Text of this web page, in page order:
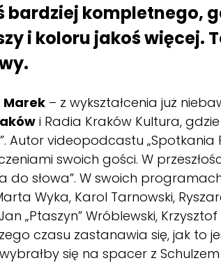
bardziej kompletnego,
i koloru jakoś więcej.
Marek– z wykształcenia już
i Radia Kraków Kultura,
Autor videopodcastu „Spotkania
swoich gości. W
do słowa”. W swoich
Wyka, Karol Tarnowski,
„Ptaszyn” Wróblewski,
czasu zastanawia się, jak
się na spacer z